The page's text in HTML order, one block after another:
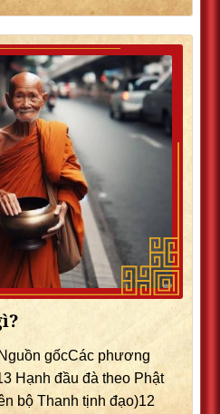
gốcCác phương
Hạnh đầu đà theo Phật
bộ Thanh tịnh đạo)12